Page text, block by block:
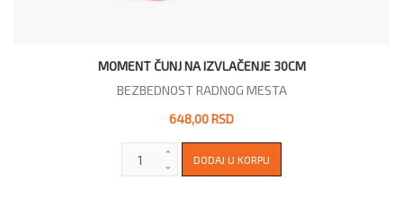
MOMENT ČUNJ NA IZVLAČENJE 30CM
BEZBEDNOST RADNOG MESTA
648,00 RSD